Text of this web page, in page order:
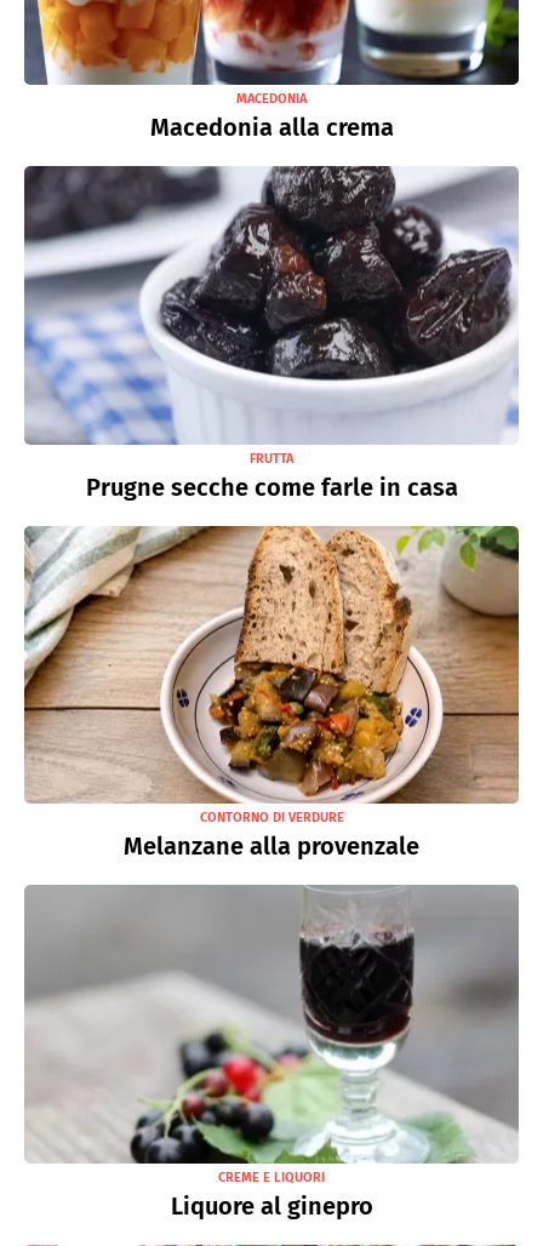
MACEDONIA
Macedonia alla crema
FRUTTA
Prugne secche come farle in casa
CONTORNO DI VERDURE
Melanzane alla provenzale
CREME E LIQUORI
Liquore al ginepro